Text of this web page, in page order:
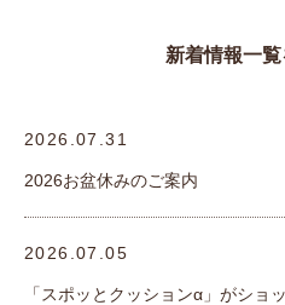
新着情報一
2026.07.31
2026お盆休みのご案内
2026.07.05
「スポッとクッションα」がショ